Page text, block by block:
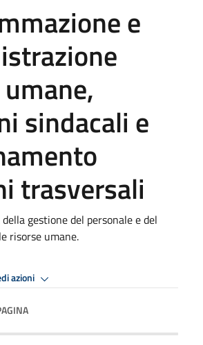
e
sindacali e
trasversali
della gestione del personale e del
risorse umane.
azioni